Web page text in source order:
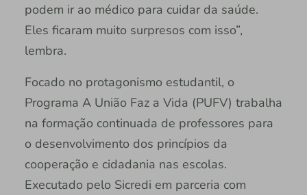
podem ir ao médico para cuidar da saúde.
Eles ficaram muito surpresos com isso”,
lembra.
Focado no protagonismo estudantil, o
Programa A União Faz a Vida (PUFV) trabalha
na formação continuada de professores para
o desenvolvimento dos princípios da
cooperação e cidadania nas escolas.
Executado pelo Sicredi em parceria com